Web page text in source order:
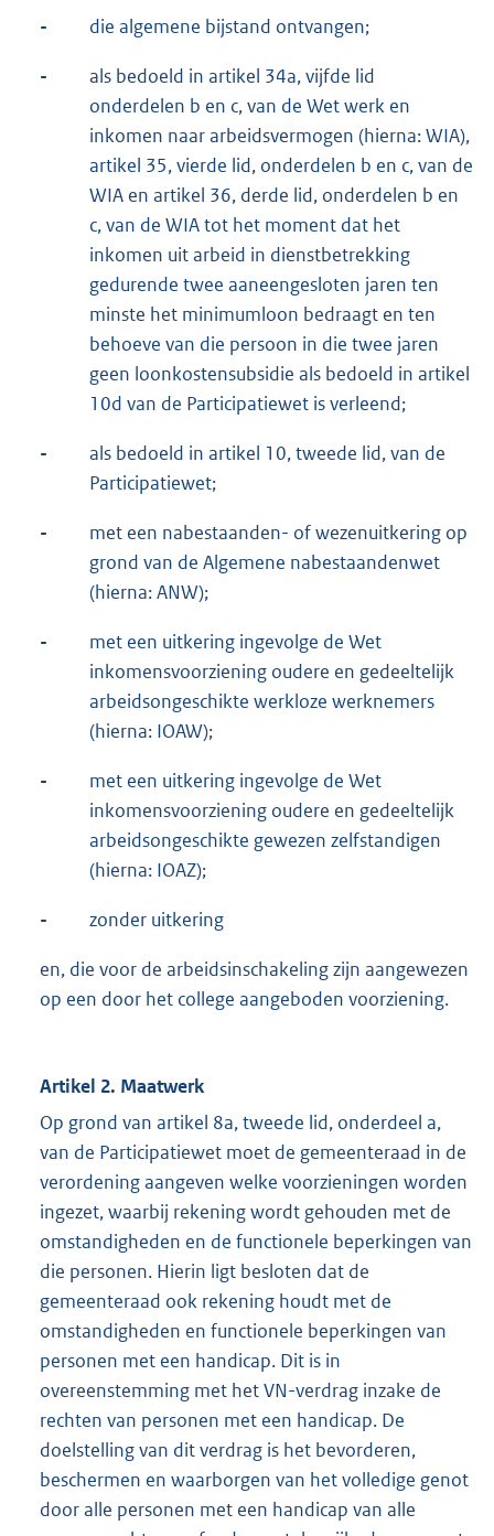
- die algemene bijstand ontvangen;
-
als bedoeld in artikel 34a, vijfde lid
onderdelen b en c, van de Wet werk en
inkomen naar arbeidsvermogen (hierna: WIA),
artikel 35, vierde lid, onderdelen b en c, van de
WIA en artikel 36, derde lid, onderdelen b en
c, van de WIA tot het moment dat het
inkomen uit arbeid in dienstbetrekking
gedurende twee aaneengesloten jaren ten
minste het minimumloon bedraagt en ten
behoeve van die persoon in die twee jaren
geen loonkostensubsidie als bedoeld in artikel
10d van de Participatiewet is verleend;
-
als bedoeld in artikel 10, tweede lid, van de
Participatiewet;
-
met een nabestaanden- of wezenuitkering op
grond van de Algemene nabestaandenwet
(hierna: ANW);
-
met een uitkering ingevolge de Wet
inkomensvoorziening oudere en gedeeltelijk
arbeidsongeschikte werkloze werknemers
(hierna: IOAW);
-
met een uitkering ingevolge de Wet
inkomensvoorziening oudere en gedeeltelijk
arbeidsongeschikte gewezen zelfstandigen
(hierna: IOAZ);
- zonder uitkering
en, die voor de arbeidsinschakeling zijn aangewezen
op een door het college aangeboden voorziening.
Artikel 2. Maatwerk
Op grond van artikel 8a, tweede lid, onderdeel a,
van de Participatiewet moet de gemeenteraad in de
verordening aangeven welke voorzieningen worden
ingezet, waarbij rekening wordt gehouden met de
omstandigheden en de functionele beperkingen van
die personen. Hierin ligt besloten dat de
gemeenteraad ook rekening houdt met de
omstandigheden en functionele beperkingen van
personen met een handicap. Dit is in
overeenstemming met het VN-verdrag inzake de
rechten van personen met een handicap. De
doelstelling van dit verdrag is het bevorderen,
beschermen en waarborgen van het volledige genot
door alle personen met een handicap van alle